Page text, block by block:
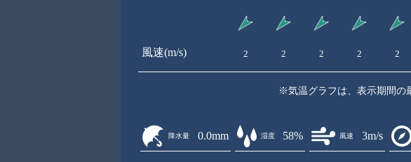
風速(m/s) 2 2 2 2 2
※気温グラフは、表示期間の
降水量 0.0mm 湿度 58% 風速 3m/s